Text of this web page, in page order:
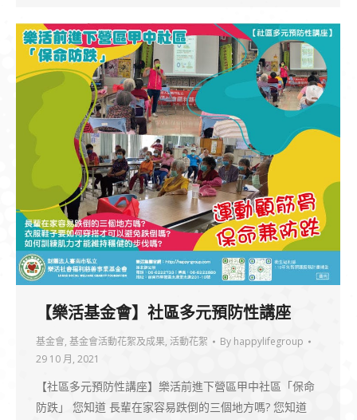
【樂活基金會】社區多元預防性講座
基金會, 基金會活動花絮及成果, 活動花絮 By happylifegroup
29 10 月, 2021
【社區多元預防性講座】樂活前進下營區甲中社區「保命
防跌」 您知道 長輩在家容易跌倒的三個地方嗎? 您知道